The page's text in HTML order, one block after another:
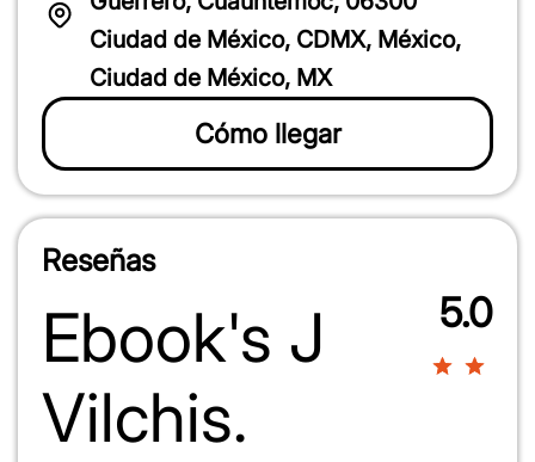
Ciudad de México, CDMX, México,
Ciudad de México, MX
Cómo llegar
Reseñas
Ebook's J
Vilchis.
5.0
100%